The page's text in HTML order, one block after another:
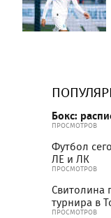
Бокс:
ПРОСМОТРОВ
Футбол
ЛЕ и ЛК
ПРОСМОТРОВ
Свитолина
турнира в
ПРОСМОТРОВ